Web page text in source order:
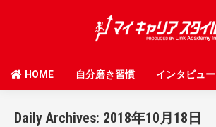
HOME 自分磨き習慣 インタビュー
Daily Archives: 2018年10月18日